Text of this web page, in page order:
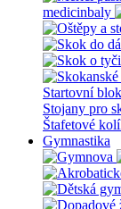
medicinbaly
Startovní
Stojany pro
Štafetové
Gymnastika